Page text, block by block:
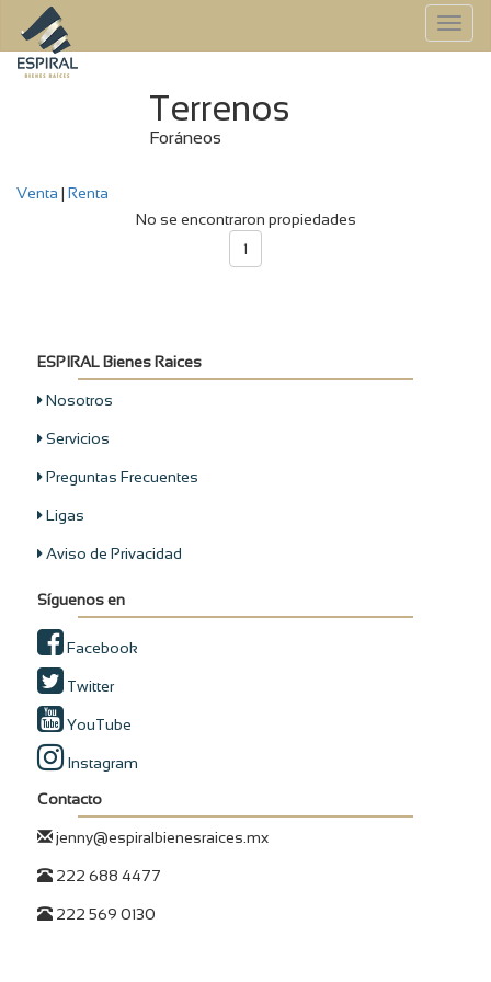
Terrenos
Foráneos
Venta | Renta
No se encontraron propiedades
1
ESPIRAL Bienes Raices
Nosotros
Servicios
Preguntas Frecuentes
Ligas
Aviso de Privacidad
Síguenos en
Facebook
Twitter
YouTube
Instagram
Contacto
jenny@espiralbienesraices.mx
222 688 4477
222 569 0130